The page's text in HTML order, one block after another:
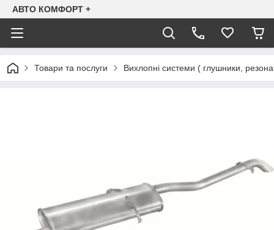
АВТО КОМФОРТ +
Товари та послуги Вихлопні системи ( глушники,